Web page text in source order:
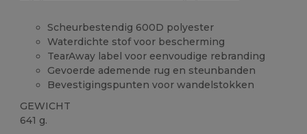
Scheurbestendig 600D polyester
Waterdichte stof voor bescherming
TearAway label voor eenvoudige rebranding
Gevoerde ademende rug en steunbanden
Bevestigingspunten voor wandelstokken
GEWICHT
641 g.